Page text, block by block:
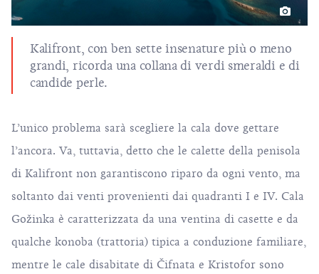
Kalifront, con ben sette insenature più o meno
grandi, ricorda una collana di verdi smeraldi e di
candide perle.
L’unico problema sarà scegliere la cala dove gettare
l’ancora. Va, tuttavia, detto che le calette della penisola
di Kalifront non garantiscono riparo da ogni vento, ma
soltanto dai venti provenienti dai quadranti I e IV. Cala
Gožinka è caratterizzata da una ventina di casette e da
qualche konoba (trattoria) tipica a conduzione familiare,
mentre le cale disabitate di Čifnata e Kristofor sono